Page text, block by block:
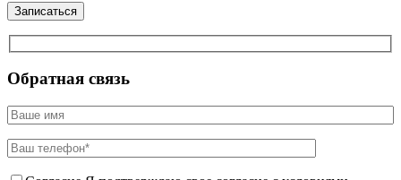
Обратная связь